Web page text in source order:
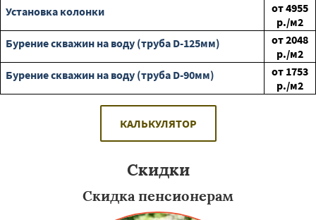
Установка колонки
от4955
р./м2
Бурение скважин на воду (труба D-125мм)
от2048
р./м2
Бурение скважин на воду (труба D-90мм)
от 1753
р./м2
КАЛЬКУЛЯТОР
Скидки
Скидка пенсионерам